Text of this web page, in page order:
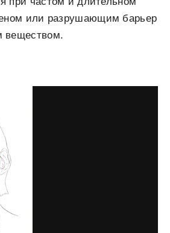
или разрушающим барьер
веществом.